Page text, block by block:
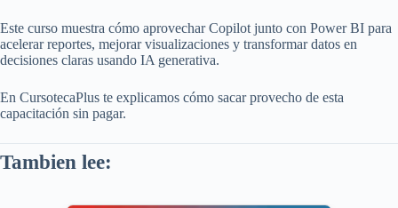
Este curso muestra cómo aprovechar Copilot junto con Power BI para
acelerar reportes, mejorar visualizaciones y transformar datos en
decisiones claras usando IA generativa.
En CursotecaPlus te explicamos cómo sacar provecho de esta
capacitación sin pagar.
Tambien lee: